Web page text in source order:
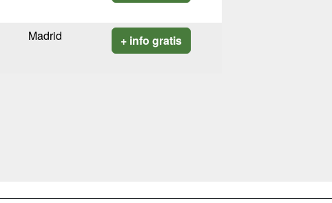
Madrid + info gratis